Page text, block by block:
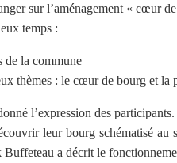
sur l’aménagement « cœur
temps :
de la commune
thèmes : le cœur de bourg et
l’expression des participants.
leur bourg schématisé au
Buffeteau a décrit le